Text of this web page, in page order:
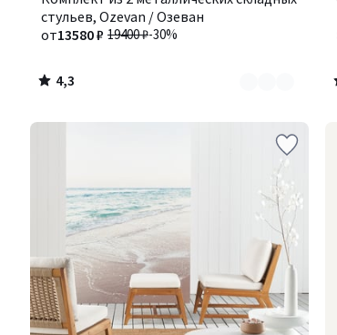
стульев, Ozevan / Озеван
19400 ₽-30%
от13580 ₽
2
4,3
/
/